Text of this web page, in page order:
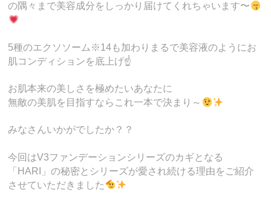
の隅々まで美容成分をしっかり届けてくれちゃいます〜
5種のエクソソーム※14も加わりまるで美容液のようにお
肌コンディションを底上げ☝️
お肌本来の美しさを極めたいあなたに
無敵の美肌を目指すならこれ一本で決まり～
みなさんいかがでしたか？？
今回はV3ファンデーションシリーズのカギとなる
「HARI」の秘密とシリーズが愛され続ける理由をご紹介
させていただきました